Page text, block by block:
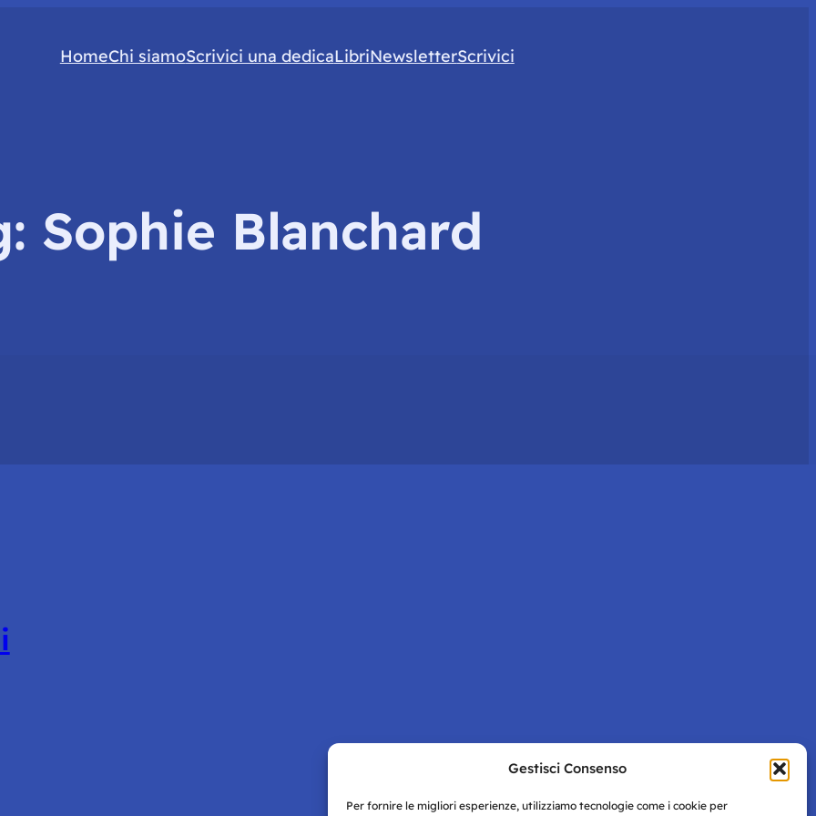
Gestisci Consenso
Per fornire le migliori esperienze, utilizziamo tecnologie come i cookie per
HomeChi siamoScrivici una dedicaLibriNewsletterScrivici
Sophie Blanchard